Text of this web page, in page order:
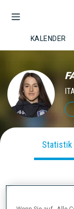
KALENDER
Statistik